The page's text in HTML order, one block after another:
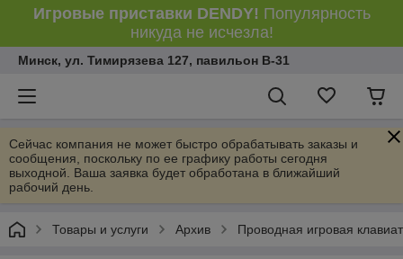
Игровые приставки DENDY! Популярность
никуда не исчезла!
Минск, ул. Тимирязева 127, павильон В-31
Сейчас компания не может быстро обрабатывать заказы и
сообщения, поскольку по ее графику работы сегодня
выходной. Ваша заявка будет обработана в ближайший
рабочий день.
Товары и услуги Архив Проводная игровая